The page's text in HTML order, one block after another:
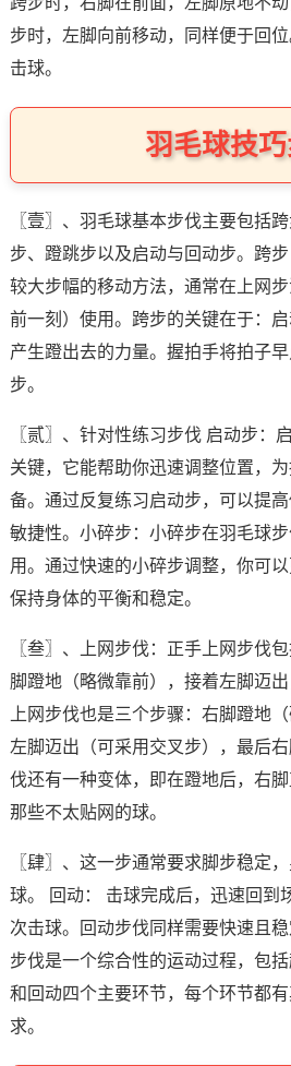
步时，左脚向前移动，同样便于回
击球。
羽毛球技
〖壹〗、羽毛球基本步伐主要包括
步、蹬跳步以及启动与回动步。跨
较大步幅的移动方法，通常在上网
前一刻）使用。跨步的关键在于：
产生蹬出去的力量。握拍手将拍子
步。
〖贰〗、针对性练习步伐 启动步：
关键，它能帮助你迅速调整位置，
备。通过反复练习启动步，可以提
敏捷性。小碎步：小碎步在羽毛球
用。通过快速的小碎步调整，你可以
保持身体的平衡和稳定。
〖叁〗、上网步伐：正手上网步伐
脚蹬地（略微靠前），接着左脚迈
上网步伐也是三个步骤：右脚蹬地
左脚迈出（可采用交叉步），最后
伐还有一种变体，即在蹬地后，右
那些不太贴网的球。
〖肆〗、这一步通常要求脚步稳定
球。 回动： 击球完成后，迅速回到
次击球。回动步伐同样需要快速且
步伐是一个综合性的运动过程，包
和回动四个主要环节，每个环节都
求。